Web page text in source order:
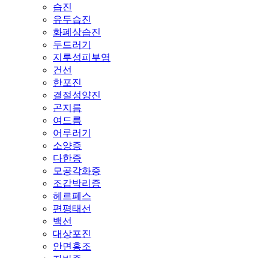
습진
유두습진
화폐상습진
두드러기
지루성피부염
건선
한포진
결절성양진
곤지름
여드름
어루러기
소양증
다한증
모공각화증
조갑박리증
헤르페스
편평태선
백선
대상포진
안면홍조